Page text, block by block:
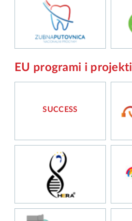
EU programi i projekti
SUCCESS